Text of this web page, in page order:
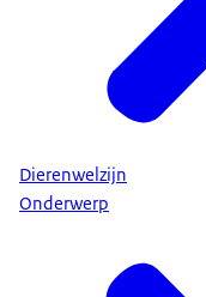
Dierenwelzijn
Onderwerp